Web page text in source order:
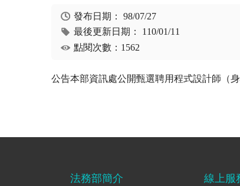
發布日期：98/07/27
最後更新日期： 110/01/11
點閱次數：1562
公告本部資訊處公開甄選聘用程式設計師（
法務部簡介 線上服